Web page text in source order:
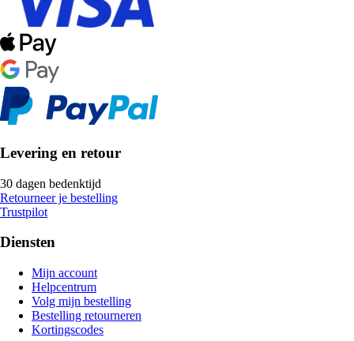
Levering en retour
30 dagen bedenktijd
Retourneer je bestelling
Trustpilot
Diensten
Mijn account
Helpcentrum
Volg mijn bestelling
Bestelling retourneren
Kortingscodes